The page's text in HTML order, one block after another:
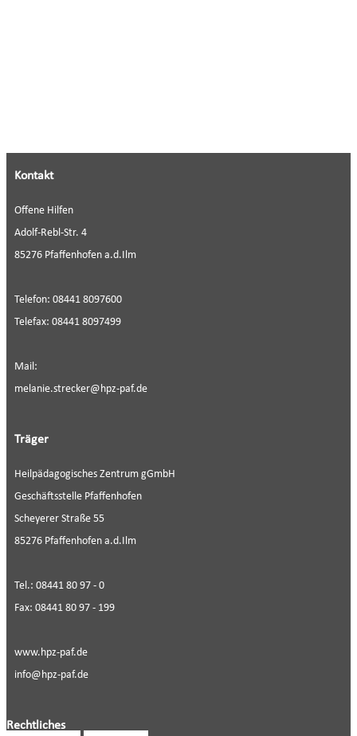
Kontakt
Offene Hilfen
Adolf-Rebl-Str. 4
85276 Pfaffenhofen a.d.Ilm
Telefon: 08441 8097600
Telefax: 08441 8097499
Mail:
melanie.strecker@hpz-paf.de
Träger
Heilpädagogisches Zentrum gGmbH
Geschäftsstelle Pfaffenhofen
Scheyerer Straße 55
85276 Pfaffenhofen a.d.Ilm
Tel.: 08441 80 97 - 0
Fax: 08441 80 97 - 199
www.hpz-paf.de
info@hpz-paf.de
Rechtliches